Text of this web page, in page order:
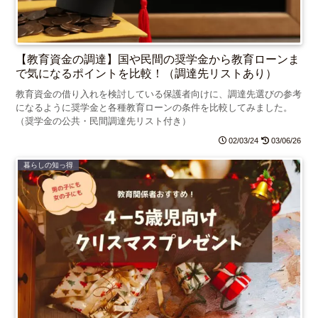
【教育資金の調達】国や民間の奨学金から教育ローンま
で気になるポイントを比較！（調達先リストあり）
教育資金の借り入れを検討している保護者向けに、調達先選びの参考
になるように奨学金と各種教育ローンの条件を比較してみました。
（奨学金の公共・民間調達先リスト付き）
02/03/24 03/06/26
暮らしの知っ得